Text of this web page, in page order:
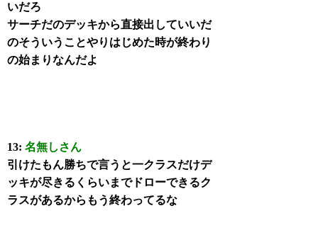
いだろ
サーチだのデッキから直接出していいだ
のそういうことやりはじめた時が終わり
の始まりなんだよ
13:名無しさん
引けたもん勝ちで言うと一クラスだけデ
ッキが尽きるくらいまでドローできるク
ラスがあるからもう終わってるな